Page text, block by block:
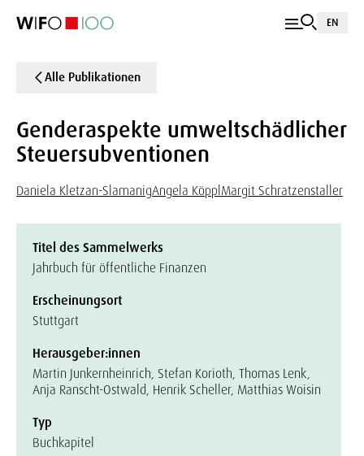
EN
Alle Publikationen
Genderaspekte umweltschädlicher
Steuersubventionen
Daniela Kletzan-SlamanigAngela Köppl Margit Schratzenstaller
Titel des Sammelwerks
Jahrbuch für öffentliche Finanzen
Erscheinungsort
Stuttgart
Herausgeber:innen
Martin Junkernheinrich, Stefan Korioth, Thomas Lenk,
Anja Ranscht-Ostwald, Henrik Scheller, Matthias Woisin
Typ
Buchkapitel